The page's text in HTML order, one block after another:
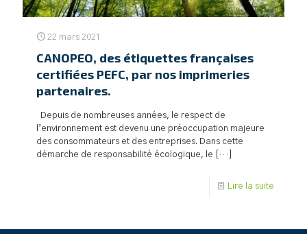
22 mars 2021
CANOPEO, des étiquettes françaises
certifiées PEFC, par nos imprimeries
partenaires.
Depuis de nombreuses années, le respect de
l’environnement est devenu une préoccupation majeure
des consommateurs et des entreprises. Dans cette
démarche de responsabilité écologique, le […]
Lire la suite